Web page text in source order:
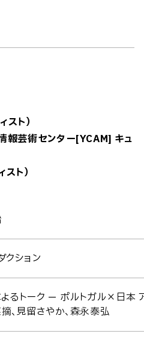
スト）
術センター[YCAM] キュ
ト）
クション
るトーク — ポルトガル×日本
、見留さやか、森永泰弘